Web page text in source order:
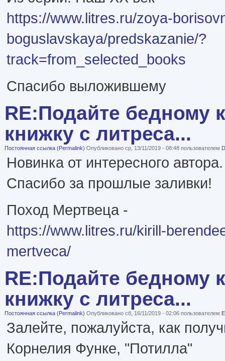
https://www.litres.ru/zoya-
boguslavskaya/predskazanie/?
track=from_selected_books
Спасибо выложившему
RE:Подайте бедному
книжку с литреса...
Постоянная ссылка (Permalink) Опубликовано ср, 13/11/2019 - 08:48 пользователем
Новинка от интересного
Спасибо за прошлые заливки!
Поход Мертвеца -
https://www.litres.ru/kirill-
mertveca/
RE:Подайте бедному
книжку с литреса...
Постоянная ссылка (Permalink) Опубликовано сб, 16/11/2019 - 02:06 пользователем
Залейте, пожалуйста, как
Корнелия Функе, "Потилла"